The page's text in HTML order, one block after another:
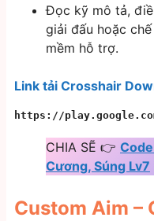
Đọc kỹ mô tả,
giải đấu hoặc
mềm hỗ trợ.
Link tải Crosshair
https://
CHIA SẼ 👉
Cương, Súng Lv7
Custom Aim –